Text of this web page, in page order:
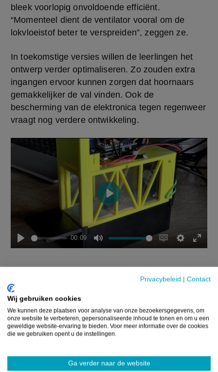
Privacybeleid | Contact
Wij gebruiken cookies
We kunnen deze plaatsen voor analyse van onze bezoekersgegevens, om
onze website te verbeteren, gepersonaliseerde inhoud te tonen en om u een
geweldige website-ervaring te bieden. Voor meer informatie over de cookies
die we gebruiken opent u de instellingen.
Ga verder naar de website
bleek voorlopig onvoldoende efficiënt.
“Momenteel dient de ventilator vooral om de
lokvloeistof beter te verspreiden”, zeggen ze.
In toekomstige versies willen de leerlingen het
ontwerp verder optimaliseren. Zo zouden extra
ingangen ervoor kunnen zorgen dat hoornaars
gemakkelijker de val vinden. Ook de
bescherming van de elektronica tegen regenweer
vraagt nog verdere ontwikkeling.
Play
00:09
Mute
Enable
captions
Settings
Enter
Play
Mogelijke meerwaarde voor imkerij
en landbouw
Hoewel het voorlopig om een eerste prototype
gaat, geloven de leerlingen dat de technologie
Zeker in het vroege voorjaar kan gerichte
bestrijding van koninginnen helpen om nieuwe